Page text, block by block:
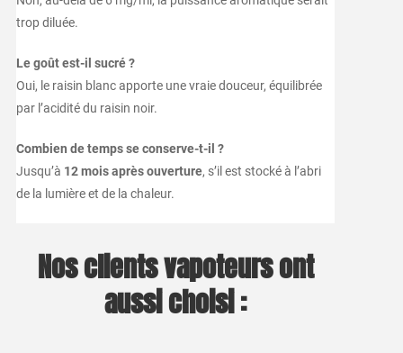
trop diluée.
Le goût est-il sucré ?
Oui, le raisin blanc apporte une vraie douceur, équilibrée
par l’acidité du raisin noir.
Combien de temps se conserve-t-il ?
Jusqu’à 12 mois après ouverture, s’il est stocké à l’abri
de la lumière et de la chaleur.
Nos clients vapoteurs ont
aussi choisi :